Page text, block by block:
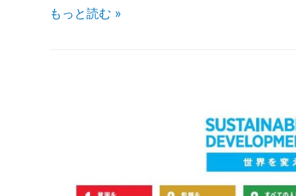
もっと読む »